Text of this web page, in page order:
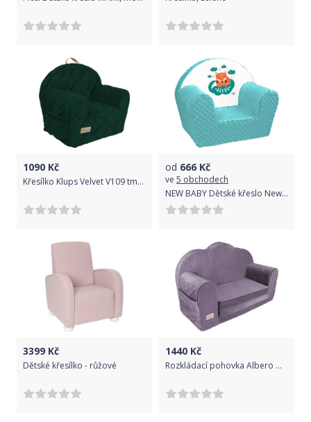
1090 Kč
Křesílko Klups Velvet V109 tmavě zelené
od 666 Kč
ve 5 obchodech
NEW BABY Dětské křeslo New Baby Liška mátové
3399 Kč
Dětské křesílko - růžové
1440 Kč
Rozkládací pohovka Albero Mio obláček Velvet V 112 fialová